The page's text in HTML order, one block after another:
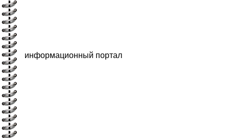
информационный портал